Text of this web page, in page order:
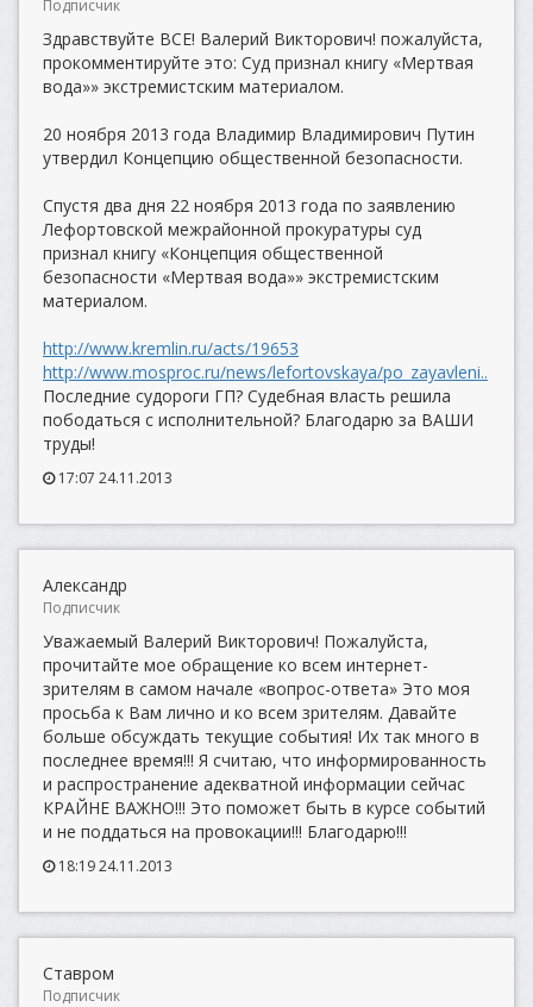
Подписчик
Здравствуйте ВСЕ! Валерий Викторович! пожалуйста,
прокомментируйте это: Суд признал книгу «Мертвая
вода»» экстремистским материалом.
20 ноября 2013 года Владимир Владимирович Путин
утвердил Концепцию общественной безопасности.
Спустя два дня 22 ноября 2013 года по заявлению
Лефортовской межрайонной прокуратуры суд
признал книгу «Концепция общественной
безопасности «Мертвая вода»» экстремистским
материалом.
http://www.kremlin.ru/acts/19653
http://www.mosproc.ru/news/lefortovskaya/po_zayavleni..
Последние судороги ГП? Судебная власть решила
пободаться с исполнительной? Благодарю за ВАШИ
труды!
17:07 24.11.2013
Александр
Подписчик
Уважаемый Валерий Викторович! Пожалуйста,
прочитайте мое обращение ко всем интернет-
зрителям в самом начале «вопрос-ответа» Это моя
просьба к Вам лично и ко всем зрителям. Давайте
больше обсуждать текущие события! Их так много в
последнее время!!! Я считаю, что информированность
и распространение адекватной информации сейчас
КРАЙНЕ ВАЖНО!!! Это поможет быть в курсе событий
и не поддаться на провокации!!! Благодарю!!!
18:19 24.11.2013
Ставром
Подписчик